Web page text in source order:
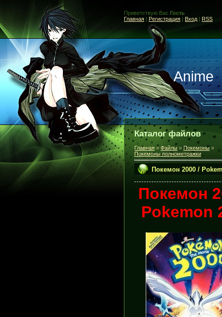
Приветствую Вас Гость
Главная | Регистрация | Вход | RSS
Anime
Каталог файлов
Главная » Файлы »Покемоны »
Покемоны полнометражки
Покемон 2000 /
Покемон
Pokemon